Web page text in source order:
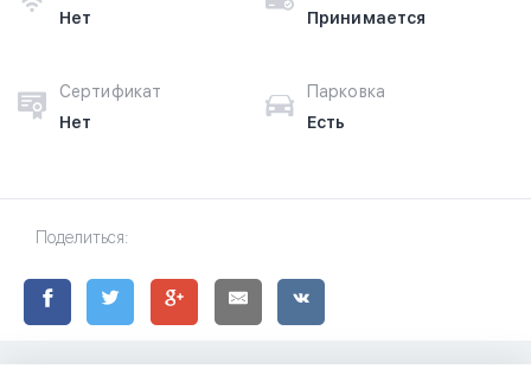
Нет
Принимается
Сертификат
Нет
Парковка
Есть
Поделиться: